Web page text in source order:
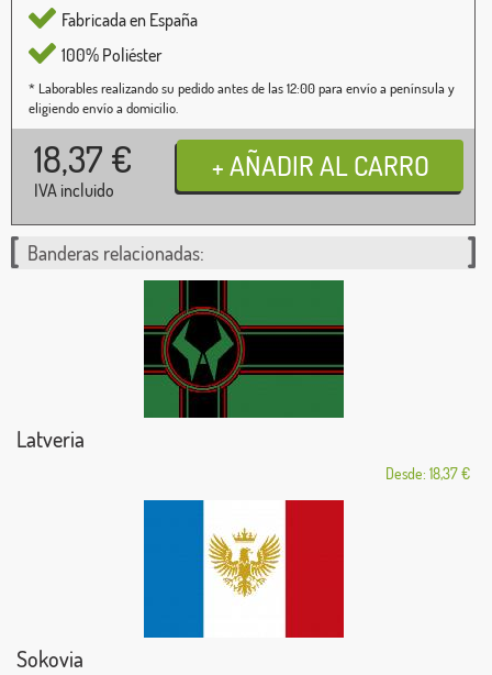
Fabricada en España
100% Poliéster
* Laborables realizando su pedido antes de las 12:00 para envío a península y
eligiendo envío a domicilio.
18,37 €
IVA incluido
Banderas relacionadas:
Latveria
Desde: 18,37 €
Sokovia